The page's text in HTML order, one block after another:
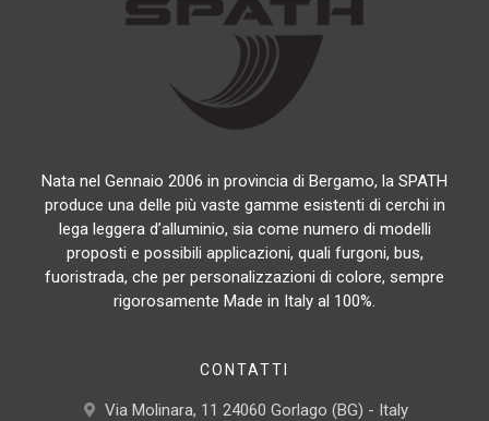
Nata nel Gennaio 2006 in provincia di Bergamo, la SPATH
produce una delle più vaste gamme esistenti di cerchi in
lega leggera d’alluminio, sia come numero di modelli
proposti e possibili applicazioni, quali furgoni, bus,
fuoristrada, che per personalizzazioni di colore, sempre
rigorosamente Made in Italy al 100%.
CONTATTI
Via Molinara, 11 24060 Gorlago (BG) - Italy